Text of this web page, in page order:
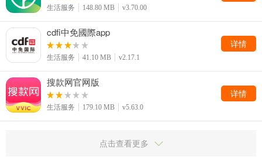
生活服务 148.80 MB v3.70.00
cdfi中免國際app
生活服务 41.10 MB v2.17.1
详情
搜款网官网版
生活服务 179.10 MB v5.63.0
详情
点击查看更多